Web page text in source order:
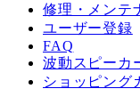
修理・メンテ
ユーザー登録
FAQ
波動スピーカ
ショッピング